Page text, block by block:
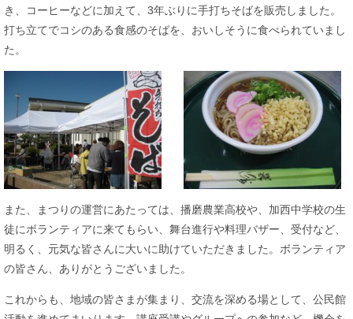
き、コーヒーなどに加えて、3年ぶりに手打ちそばを販売しました。
打ち立てでコシのある食感のそばを、おいしそうに食べられていまし
た。
また、まつりの運営にあたっては、播磨農業高校や、加西中学校の生
徒にボランティアに来てもらい、舞台進行や料理バザー、受付など、
明るく、元気な皆さんに大いに助けていただきました。ボランティア
の皆さん、ありがとうございました。
これからも、地域の皆さまが集まり、交流を深める場として、公民館